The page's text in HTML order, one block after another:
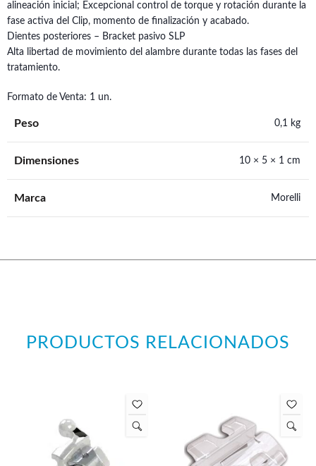
alineación inicial; Excepcional control de torque y rotación durante la
fase activa del Clip, momento de finalización y acabado.
Dientes posteriores – Bracket pasivo SLP
Alta libertad de movimiento del alambre durante todas las fases del
tratamiento.
Formato de Venta: 1 un.
Peso 0,1 kg
Dimensiones 10 × 5 × 1 cm
Marca Morelli
PRODUCTOS RELACIONADOS